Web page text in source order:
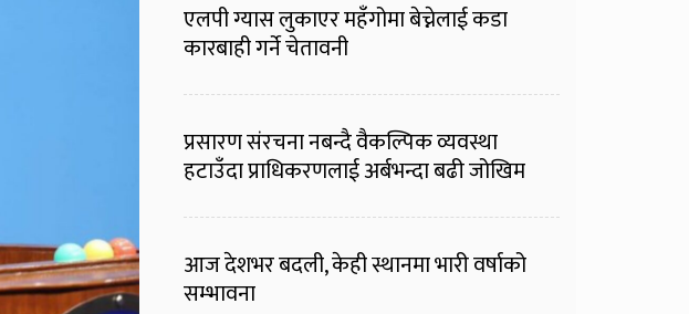
एलपी ग्यास लुकाएर महँगोमा बेच्नेलाई कडा
कारबाही गर्ने चेतावनी
प्रसारण संरचना नबन्दै वैकल्पिक व्यवस्था
हटाउँदा प्राधिकरणलाई अर्बभन्दा बढी जोखिम
आज देशभर बदली, केही स्थानमा भारी वर्षाको
सम्भावना